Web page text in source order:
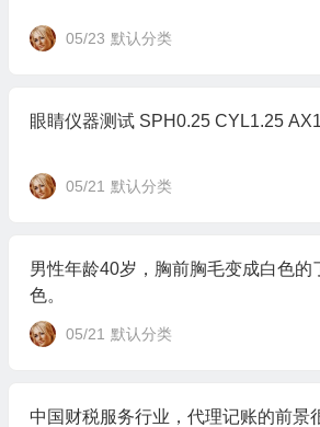
05/23 默认分类
眼睛仪器测试 SPH0.25 CYL1.25
05/21 默认分类
男性年龄40岁，胸前胸毛变成白色的
色。
05/21 默认分类
中国财税服务行业，代理记账的前景